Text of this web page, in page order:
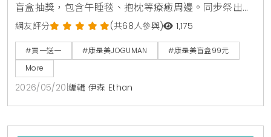
盲盒抽獎，包含午睡毯、抱枕等療癒周邊。同步祭出活
力健康節保健品買1送1與金卡會員面膜點數30倍送，由
美妝生活專家分享夏日補給省錢攻略。
網友評分 (共68人參與) 1,175
#買一送一 #康是美JOGUMAN
#康是美盲盒99元
More
2026/05/20 編輯 伊森 Ethan